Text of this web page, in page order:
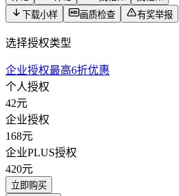
下载小样
画质检查 有奖举报
选择授权类型
企业授权最高6折优惠
个人授权
42元
企业授权
168元
企业PLUS授权
420元
立即购买